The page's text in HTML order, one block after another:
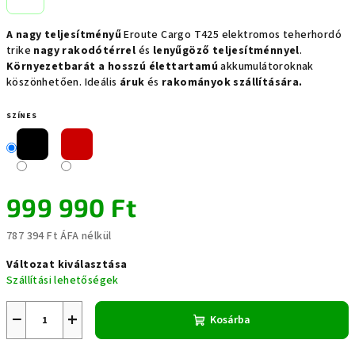
A nagy teljesítményűEroute Cargo T425 elektromos teherhordó
trike nagy rakodótérrel és lenyűgöző teljesítménnyel.
Környezetbarát a hosszú élettartamúakkumulátoroknak
köszönhetően. Ideális áruk és rakományok szállítására.
SZÍNES
999 990 Ft
787 394 Ft ÁFA nélkül
Változat kiválasztása
Szállítási lehetőségek
+
− Kosárba